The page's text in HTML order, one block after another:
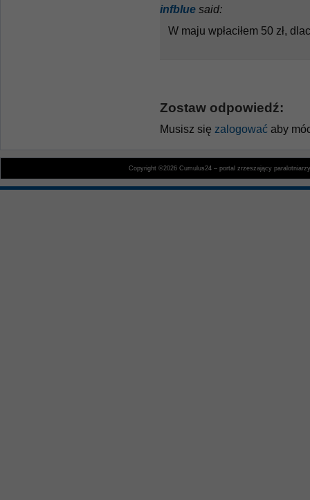
infblue said:
W maju wpłaciłem 50 zł,
Zostaw odpowiedź:
Musisz się zalogować aby
Copyright ©2026 Cumulus24 – portal zrzeszający